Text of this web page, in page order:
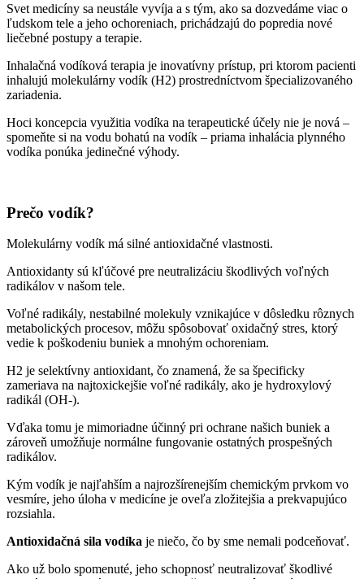
Svet medicíny sa neustále vyvíja a s tým, ako sa dozvedáme viac o
ľudskom tele a jeho ochoreniach, prichádzajú do popredia nové
liečebné postupy a terapie.
Inhalačná vodíková terapia je inovatívny prístup, pri ktorom pacienti
inhalujú molekulárny vodík (H2) prostredníctvom špecializovaného
zariadenia.
Hoci koncepcia využitia vodíka na terapeutické účely nie je nová –
spomeňte si na vodu bohatú na vodík – priama inhalácia plynného
vodíka ponúka jedinečné výhody.
Prečo vodík?
Molekulárny vodík má silné antioxidačné vlastnosti.
Antioxidanty sú kľúčové pre neutralizáciu škodlivých voľných
radikálov v našom tele.
Voľné radikály, nestabilné molekuly vznikajúce v dôsledku rôznych
metabolických procesov, môžu spôsobovať oxidačný stres, ktorý
vedie k poškodeniu buniek a mnohým ochoreniam.
H2 je selektívny antioxidant, čo znamená, že sa špecificky
zameriava na najtoxickejšie voľné radikály, ako je hydroxylový
radikál (OH-).
Vďaka tomu je mimoriadne účinný pri ochrane našich buniek a
zároveň umožňuje normálne fungovanie ostatných prospešných
radikálov.
Kým vodík je najľahším a najrozšírenejším chemickým prvkom vo
vesmíre, jeho úloha v medicíne je oveľa zložitejšia a prekvapujúco
rozsiahla.
Antioxidačná sila vodíka je niečo, čo by sme nemali podceňovať.
Ako už bolo spomenuté, jeho schopnosť neutralizovať škodlivé